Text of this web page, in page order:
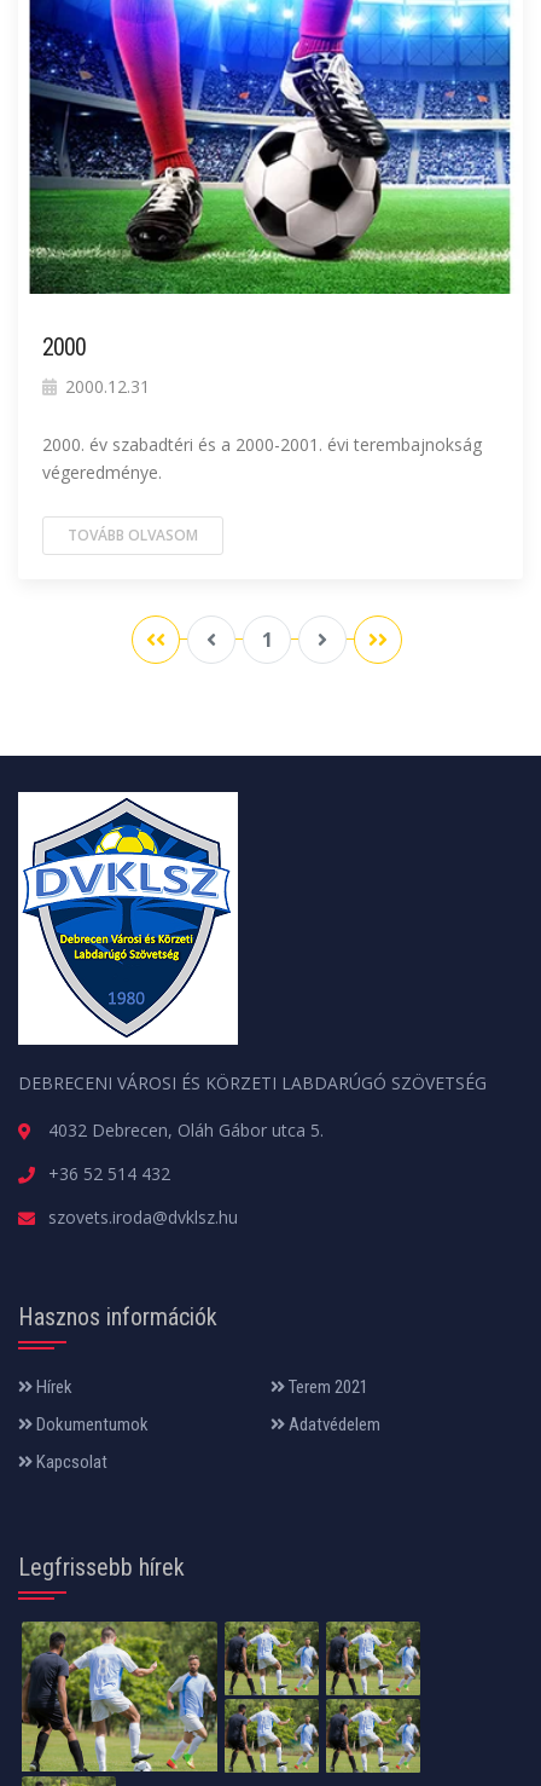
2000
2000.12.31
2000. év szabadtéri és a 2000-2001. évi terembajnokság
végeredménye.
TOVÁBB OLVASOM
1
DEBRECENI VÁROSI ÉS KÖRZETI LABDARÚGÓ SZÖVETSÉG
4032 Debrecen, Oláh Gábor utca 5.
+36 52 514 432
szovets.iroda@dvklsz.hu
Hasznos információk
Hírek
Terem 2021
Dokumentumok
Adatvédelem
Kapcsolat
Legfrissebb hírek